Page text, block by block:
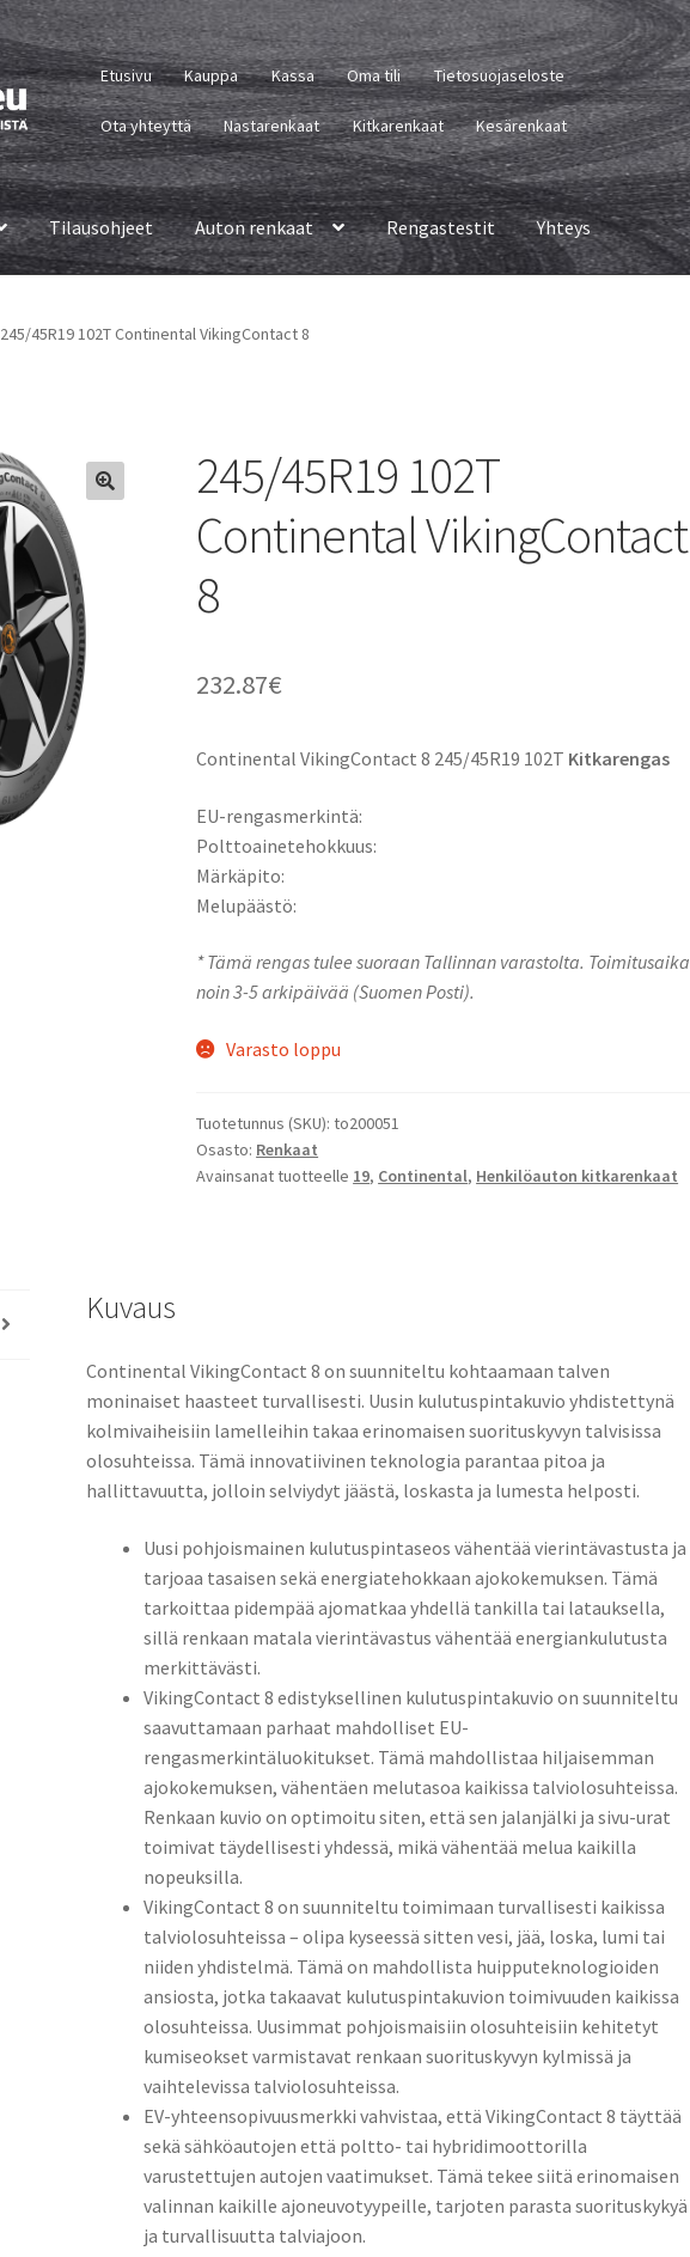
Etusivu Kauppa Kassa Oma tili Tietosuojaseloste
Ota yhteyttä Nastarenkaat Kitkarenkaat Kesärenkaat
Tilausohjeet Auton renkaat Rengastestit Yhteys
245/45R19 102T Continental VikingContact 8
245/45R19 102T
Continental VikingContact
8
232.87€
Continental VikingContact 8 245/45R19 102T Kitkarengas
EU-rengasmerkintä:
Polttoainetehokkuus:
Märkäpito:
Melupäästö:
* Tämä rengas tulee suoraan Tallinnan varastolta. Toimitusaika
noin 3-5 arkipäivää (Suomen Posti).
Varasto loppu
Tuotetunnus (SKU):to200051
Osasto: Renkaat
Avainsanat tuotteelle 19, Continental, Henkilöauton kitkarenkaat
Kuvaus
Continental VikingContact 8 on suunniteltu kohtaamaan talven
moninaiset haasteet turvallisesti. Uusin kulutuspintakuvio yhdistettynä
kolmivaiheisiin lamelleihin takaa erinomaisen suorituskyvyn talvisissa
olosuhteissa. Tämä innovatiivinen teknologia parantaa pitoa ja
hallittavuutta, jolloin selviydyt jäästä, loskasta ja lumesta helposti.
Uusi pohjoismainen kulutuspintaseos vähentää vierintävastusta ja
tarjoaa tasaisen sekä energiatehokkaan ajokokemuksen. Tämä
tarkoittaa pidempää ajomatkaa yhdellä tankilla tai latauksella,
sillä renkaan matala vierintävastus vähentää energiankulutusta
merkittävästi.
VikingContact 8 edistyksellinen kulutuspintakuvio on suunniteltu
saavuttamaan parhaat mahdolliset EU-
rengasmerkintäluokitukset. Tämä mahdollistaa hiljaisemman
ajokokemuksen, vähentäen melutasoa kaikissa talviolosuhteissa.
Renkaan kuvio on optimoitu siten, että sen jalanjälki ja sivu-urat
toimivat täydellisesti yhdessä, mikä vähentää melua kaikilla
nopeuksilla.
VikingContact 8 on suunniteltu toimimaan turvallisesti kaikissa
talviolosuhteissa – olipa kyseessä sitten vesi, jää, loska, lumi tai
niiden yhdistelmä. Tämä on mahdollista huipputeknologioiden
ansiosta, jotka takaavat kulutuspintakuvion toimivuuden kaikissa
olosuhteissa. Uusimmat pohjoismaisiin olosuhteisiin kehitetyt
kumiseokset varmistavat renkaan suorituskyvyn kylmissä ja
vaihtelevissa talviolosuhteissa.
EV-yhteensopivuusmerkki vahvistaa, että VikingContact 8 täyttää
sekä sähköautojen että poltto- tai hybridimoottorilla
varustettujen autojen vaatimukset. Tämä tekee siitä erinomaisen
valinnan kaikille ajoneuvotyypeille, tarjoten parasta suorituskykyä
ja turvallisuutta talviajoon.